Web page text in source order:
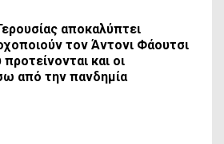
αποκαλύπτει
τον Άντονι Φάουτσι
και οι
από την πανδημία